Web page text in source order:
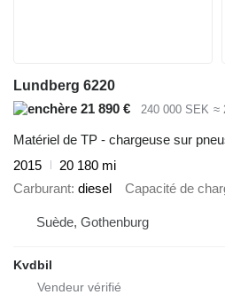
Lundberg 6220
21 890 €
240 000 SEK ≈
Matériel de TP - chargeuse sur
2015
20 180 mi
Carburant diesel Capacité de
Suède, Gothenburg
Kvdbil